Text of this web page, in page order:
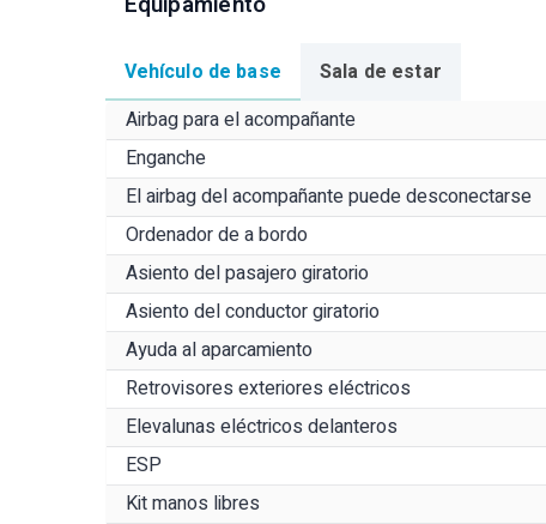
Vehículo de base
Sala de estar
Airbag para el acompañante
Enganche
El airbag del acompañante puede desconectarse
Ordenador de a bordo
Asiento del pasajero giratorio
Asiento del conductor giratorio
Ayuda al aparcamiento
Retrovisores exteriores eléctricos
Elevalunas eléctricos delanteros
ESP
Kit manos libres